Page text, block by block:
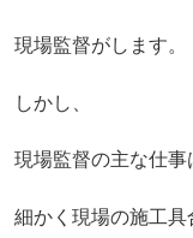
現場監督がします。
しかし、
現場監督の主な仕事
細かく現場の施工具